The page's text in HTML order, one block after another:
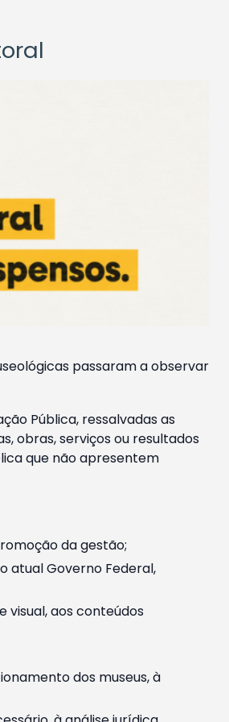
passaram a observar
Pública, ressalvadas as
obras, serviços ou resultados
que não apresentem
da gestão;
atual Governo Federal,
visual, aos conteúdos
dos museus, à